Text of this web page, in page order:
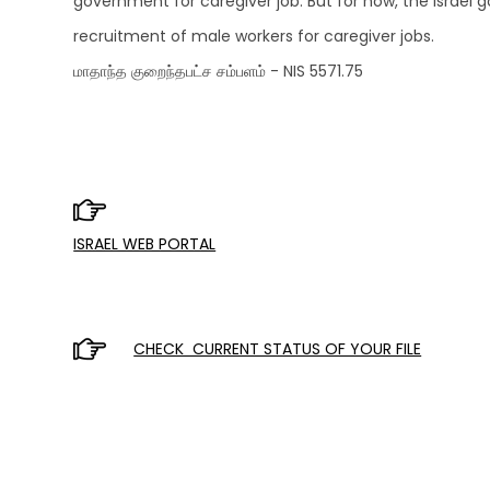
recruitment of male workers for caregiver jobs.
மாதாந்த குறைந்தபட்ச சம்பளம் - NIS 5571.75
ISRAEL WEB PORTAL
CHECK CURRENT STATUS OF YOUR FILE